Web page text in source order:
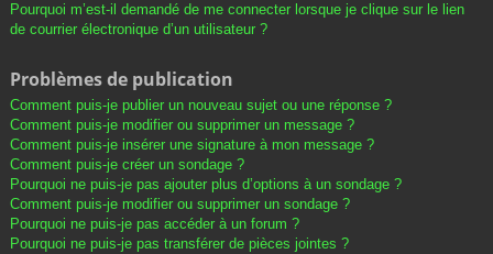
Pourquoi m’est-il demandé de me connecter lorsque je clique sur le lien
de courrier électronique d’un utilisateur ?
Problèmes de publication
Comment puis-je publier un nouveau sujet ou une réponse ?
Comment puis-je modifier ou supprimer un message ?
Comment puis-je insérer une signature à mon message ?
Comment puis-je créer un sondage ?
Pourquoi ne puis-je pas ajouter plus d’options à un sondage ?
Comment puis-je modifier ou supprimer un sondage ?
Pourquoi ne puis-je pas accéder à un forum ?
Pourquoi ne puis-je pas transférer de pièces jointes ?